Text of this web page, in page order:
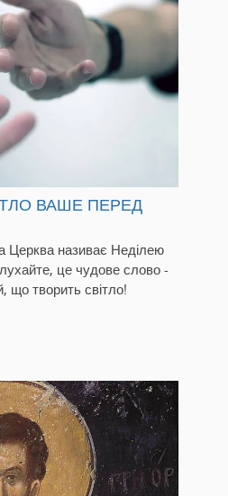
ВАШЕ ПЕРЕД
Церква називає Неділею
це чудове слово -
що творить світло!